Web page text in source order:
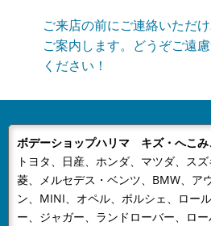
当社はGW休業は5月3日～5月6
をおかけいたしますが、何卒ご
2024/12/23 NEWS
年末年始の営業のお知らせ平素
ただき厚くお礼申し上げます。
ハリマでは、誠に勝手ながら下記
2024/08/09 NEWS
夏季休業のおしらせ
平素は格別のお引き立てをいた
ご来店の前にご連絡いただ
ご案内します。どうぞご遠
ください！
ボデーショップハリマ キズ・へこ
トヨタ、日産、ホンダ、マツダ、ス
菱、メルセデス・ベンツ、BMW、ア
ン、MINI、オペル、ポルシェ、ロー
ー、ジャガー、ランドローバー、ロ